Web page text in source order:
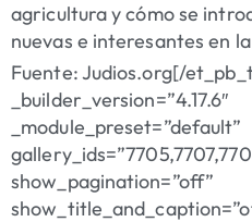
agricultura y cómo se
nuevas e interesantes en
Fuente: Judios.org[/
_builder_version=”4.17.6″
_module_preset=”default”
show_pagination=”off”